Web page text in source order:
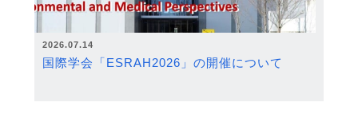
2026.07.14
国際学会「ESRAH2026」の開催について